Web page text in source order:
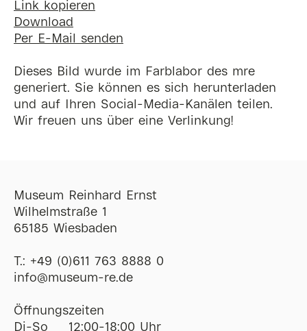
Link kopieren
Download
Per E-Mail senden
Dieses Bild wurde im Farblabor des mre
generiert. Sie können es sich herunterladen
und auf Ihren Social-Media-Kanälen teilen.
Wir freuen uns über eine Verlinkung!
Museum Reinhard Ernst
Wilhelmstraße 1
65185 Wiesbaden
T.: +49 (0)611 763 8888 0
ofni@museum-re de
Öffnungszeiten
Di-So
12:00-18:00 Uhr